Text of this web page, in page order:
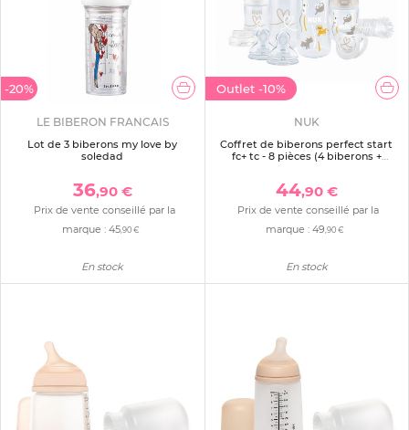
-20%
LE BIBERON FRANCAIS
Lot de 3 biberons my love by
soledad
36,90 €
Prix de vente conseillé par la
marque : 45,90 €
En stock
Outlet -10%
NUK
Coffret de biberons perfect start
fc+ tc - 8 pièces (4 biberons +
44,90 €
Prix de vente conseillé par la
marque : 49,90 €
En stock